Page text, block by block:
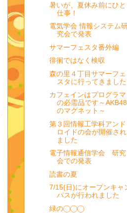
暑いが、夏休み前にひと
仕事！
電気学会 情報システム
究会で発表
サマーフェスタ番外編
徘徊ではなく検収
森の里４丁目サマーフェ
スタに行ってきました
カフェインはプログラマ
の必需品です～AKB48
のマグネット～
第３回情報工学科アンド
ロイドの会が開催され
ました
電子情報通信学会 研究
会での発表
読書の夏
7/15(日)にオープンキャ
パスが行われました
緑の◯◯◯